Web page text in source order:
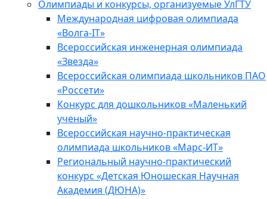
Олимпиады и конкурсы, организуемые УлГТУ
Международная цифровая олимпиада
«Волга-IT»
Всероссийская инженерная олимпиада
«Звезда»
Всероссийская олимпиада школьников ПАО
«Россети»
Конкурс для дошкольников «Маленький
ученый»
Всероссийская научно-практическая
олимпиада школьников «Марс-ИТ»
Региональный научно-практический
конкурс «Детская Юношеская Научная
Академия (ДЮНА)»